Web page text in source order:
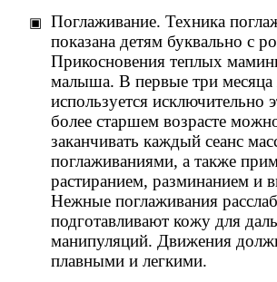
Поглаживание. Техника
показана детям буквально с
Прикосновения теплых
малыша. В первые три месяца
используется исключительно
более старшем возрасте
заканчивать каждый сеанс
поглаживаниями, а также
растиранием, разминанием и
Нежные поглаживания
подготавливают кожу для
манипуляций. Движения
плавными и легкими.